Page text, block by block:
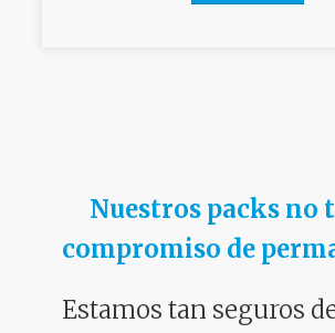
Nuestros packs no
compromiso de
Estamos tan seguros